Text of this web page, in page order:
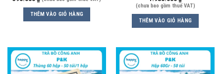
THÊM VÀO GIỎ HÀNG
(chưa bao gồm thuế VAT)
THÊM VÀO GIỎ HÀNG